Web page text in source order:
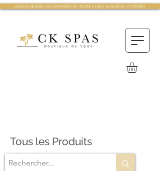
Livraison gratuite sur commande de 75.00$ et plus au Québec et Ontario!
Tous les Produits